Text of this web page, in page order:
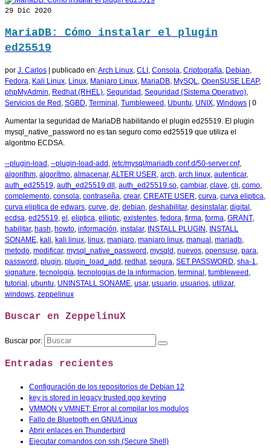
29 Dic 2020
MariaDB: Cómo instalar el plugin
ed25519
por J. Carlos publicado en:Arch Linux, CLI , Consola, Criptografía, Debian,
Fedora, Kali Linux, Linux, Manjaro Linux, MariaDB, MySQL, OpenSUSE LEAP,
phpMyAdmin, Redhat (RHEL), Seguridad , Seguridad (Sistema Operativo),
Servicios de Red , SGBD, Terminal , Tumbleweed , Ubuntu, UNIX, Windows 0
Aumentar la seguridad de MariaDB habilitando el plugin ed25519. El plugin
mysql_native_password no es tan seguro como ed25519 que utiliza el
algoritmo ECDSA.
--plugin-load , --plugin-load-add , /etc/mysql/mariadb.conf.d/50-server.cnf,
algorithm, algorítmo, almacenar,ALTER USER, arch, arch linux, autenticar,
auth_ed25519, auth_ed25519.dll , auth_ed25519.so, cambiar, clave, cli, como,
complemento, consola, contraseña, crear, CREATE USER, curva, curva eliptica,
curva eliptica de edwars, curve, de, debian, deshabilitar, desinstalar, digital ,
ecdsa, ed25519, el , eliptica, elliptic, existentes, fedora, firma, forma, GRANT,
habilitar, hash, howto, información, instalar, INSTALL PLUGIN , INSTALL
SONAME, kali, kali linux, linux, manjaro, manjaro linux, manual , mariadb,
metodo, modificar, mysql_native_password , mysqld , nuevos, opensuse, para,
password , plugin, plugin_load_add , redhat, segura, SET PASSWORD, sha-1,
signature, tecnologia, tecnologias de la informacion, terminal , tumbleweed ,
tutorial , ubuntu, UNINSTALL SONAME, usar, usuario, usuarios, utilizar,
windows, zeppelinux
Buscar en ZeppelinuX
Buscar por:
Entradas recientes
Configuración de los repositorios de Debian 12
key is stored in legacy trusted.gpg keyring
VMMON y VMNET: Error al compilar los modulos
Fallo de Bluetooth en GNU/Linux
Abrir enlaces en Thunderbird
Ejecutar comandos con ssh (Secure Shell)